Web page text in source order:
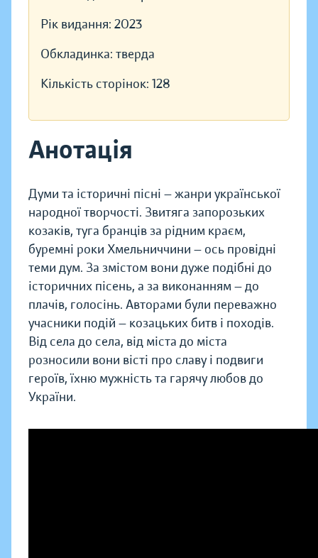
Рік видання: 2023
Обкладинка: тверда
Кількість сторінок: 128
Анотація
Думи та історичні пісні — жанри української
народної творчості. Звитяга запорозьких
козаків, туга бранців за рідним краєм,
буремні роки Хмельниччини — ось провідні
теми дум. За змістом вони дуже подібні до
історичних пісень, а за виконанням — до
плачів, голосінь. Авторами були переважно
учасники подій — козацьких битв і походів.
Від села до села, від міста до міста
розносили вони вісті про славу і подвиги
героїв, їхню мужність та гарячу любов до
України.